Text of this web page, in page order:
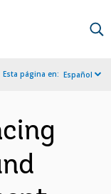
Esta página en: Español